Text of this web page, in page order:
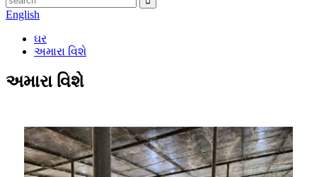
English
ઘર
અમારા વિશે
અમારા વિશે